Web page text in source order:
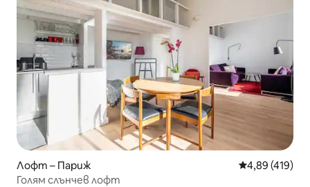
Лофт – Париж Средна
4,89 (419)
Голям слънчев лофт